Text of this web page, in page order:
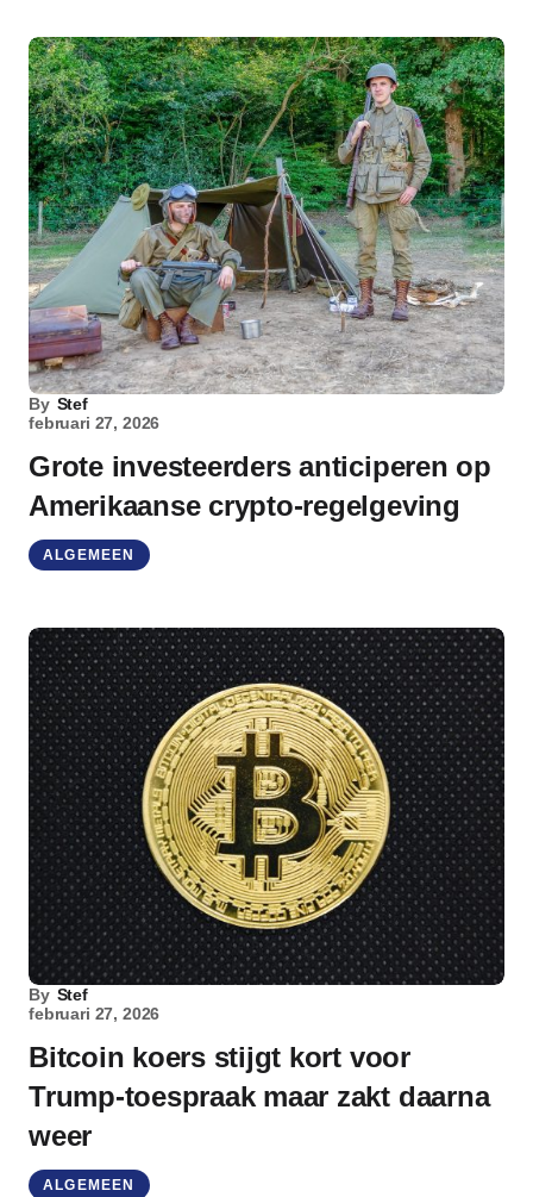
By Stef
februari 27, 2026
Grote investeerders anticiperen op
Amerikaanse crypto-regelgeving
ALGEMEEN
By Stef
februari 27, 2026
Bitcoin koers stijgt kort voor
Trump-toespraak maar zakt daarna
weer
ALGEMEEN